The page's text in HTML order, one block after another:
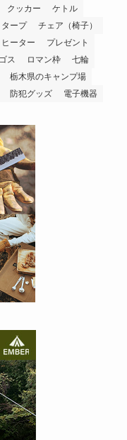
クッカー
ケトル
タープ
チェア（椅子）
ヒーター
プレゼント
ス ロマン枠
七輪
栃木県のキャンプ場
防犯グッズ 電子機器